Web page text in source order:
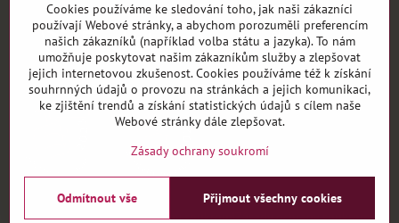
©2026CopyrightPředvolby soukromíZásady ochrany soukromí
Cookies používáme ke sledování toho, jak naši zákazníci
používají Webové stránky, a abychom porozuměli preferencím
našich zákazníků (například volba státu a jazyka). To nám
umožňuje poskytovat našim zákazníkům služby a zlepšovat
jejich internetovou zkušenost. Cookies používáme též k získání
souhrnných údajů o provozu na stránkách a jejich komunikaci,
ke zjištění trendů a získání statistických údajů s cílem naše
Webové stránky dále zlepšovat.
Zásady ochrany soukromí
Přijmout všechny cookies
Odmítnout vše